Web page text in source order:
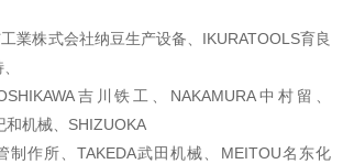
業株式会社纳豆生产设备、IKURATOOLS育良
吉川铁工、NAKAMURA中村留、
和机械、SHIZUOKA
制作所、TAKEDA武田机械、MEITOU名东化